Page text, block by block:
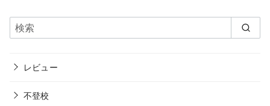
レビュー
不登校